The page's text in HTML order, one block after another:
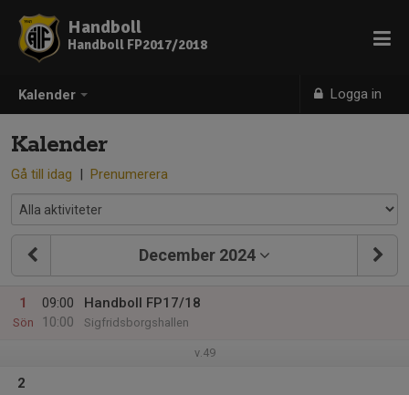
Kalender Logga in
Handboll
Handboll FP2017/2018
Kalender
Gå till idag | Prenumerera
December 2024
1
Sön
09:00
10:00
Handboll FP17/18
Sigfridsborgshallen
v.49
2